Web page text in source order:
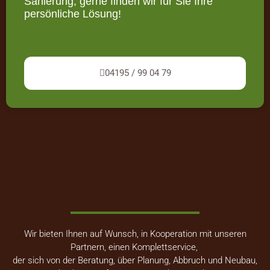
persönliche Lösung!
04195 / 99 04 79
Wir bieten Ihnen auf Wunsch, in Kooperation mit unseren
Partnern, einen Komplettservice,
der sich von der Beratung, über Planung, Abbruch und Neubau,